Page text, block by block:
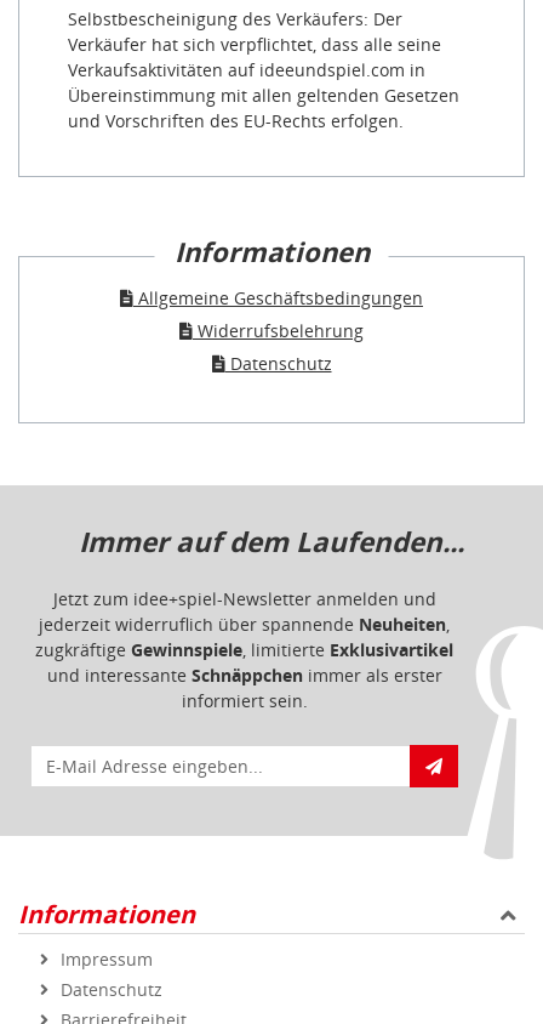
Selbstbescheinigung des Verkäufers: Der
Verkäufer hat sich verpflichtet, dass alle seine
Verkaufsaktivitäten auf ideeundspiel.com in
Übereinstimmung mit allen geltenden Gesetzen
und Vorschriften des EU-Rechts erfolgen.
Informationen
Allgemeine Geschäftsbedingungen
Widerrufsbelehrung
Datenschutz
Immer auf dem Laufenden...
Jetzt zum idee+spiel-Newsletter anmelden und
jederzeit widerruflich über spannende Neuheiten,
zugkräftige Gewinnspiele, limitierte Exklusivartikel
und interessante Schnäppchenimmer als erster
informiert sein.
E-Mail für Newsletteranmeldung
Informationen
Impressum
Datenschutz